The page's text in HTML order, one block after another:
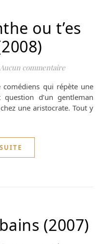
ou t’es
Aucun commentaire
d’un gentleman
une aristocrate. Tout y
(2007)